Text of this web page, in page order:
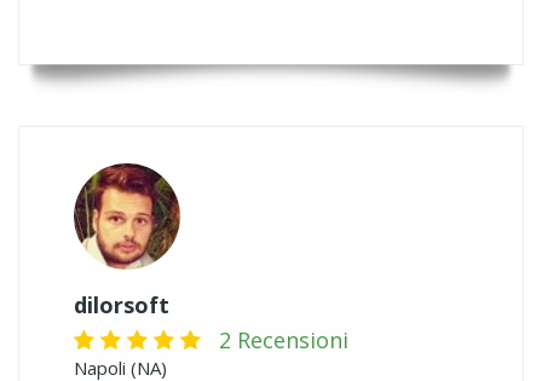
dilorsoft
2 Recensioni
Napoli (NA)